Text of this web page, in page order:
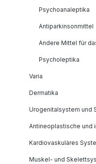
Psychoanaleptika
Antiparkinsonmittel
Andere Mittel für
Psycholeptika
Varia
Dermatika
Urogenitalsystem und
Antineoplastische und
Kardiovaskuläres
Muskel- und